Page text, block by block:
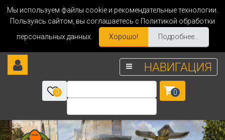
Мы используем файлы cookie и рекомендательные технологии.
Пользуясь сайтом, вы соглашаетесь с Политикой обработки
персональных данных.
Хорошо! Подробнее...
НАВИГАЦИЯ
0 0